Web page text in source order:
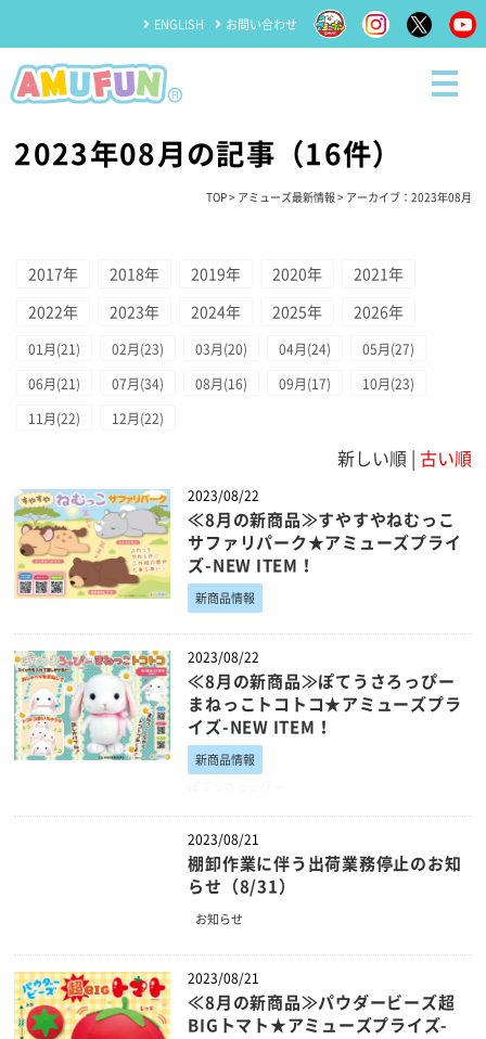
ENGLISH お問い合わせ
2023年08月の記事（16件）
TOP> アミューズ最新情報> アーカイブ：2023年08月
2017年 2018年 2019年 2020年 2021年
2022年 2023年 2024年 2025年 2026年
01月(21) 02月(23) 03月(20) 04月(24) 05月(27)
06月(21) 07月(34) 08月(16) 09月(17) 10月(23)
11月(22) 12月(22)
新しい順 | 古い順
2023/08/22
≪8月の新商品≫すやすやねむっこ
サファリパーク★アミューズプライ
ズ-NEW ITEM！
新商品情報
2023/08/22
≪8月の新商品≫ぽてうさろっぴー
まねっこトコトコ★アミューズプラ
イズ-NEW ITEM！
新商品情報
2023/08/21
棚卸作業に伴う出荷業務停止のお知
らせ（8/31）
お知らせ
2023/08/21
≪8月の新商品≫パウダービーズ超
BIGトマト★アミューズプライズ-